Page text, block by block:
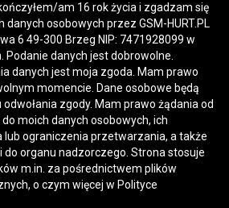
am 16 rok życia i zgadzam się
osobowych przez GSM-HURT.PL
6 49-300 Brzeg NIP: 7471928099 w
Podanie danych jest dobrowolne.
danych jest moja zgoda. Mam prawo
momencie. Dane osobowe będą
zgody. Mam prawo żądania od
moich danych osobowych, ich
lub ograniczenia przetwarzania, a także
do organu nadzorczego. Strona stosuje
m.in. za pośrednictwem plików
o czym więcej w Polityce